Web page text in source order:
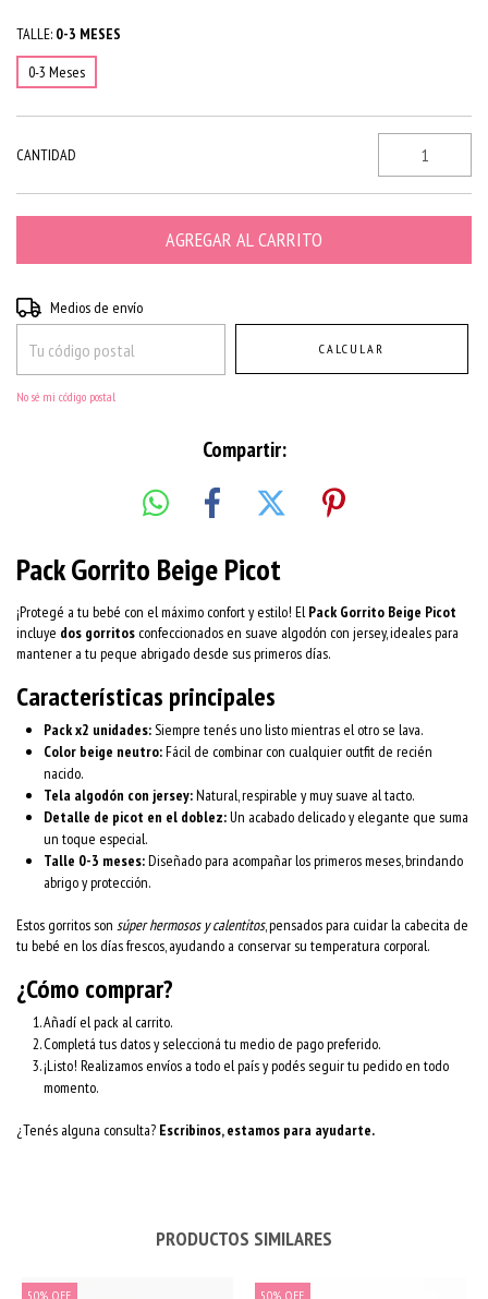
TALLE: 0-3 MESES
0-3 Meses
CANTIDAD
Entregas para el CP:
Medios de envío
CALCULAR
No sé mi código postal
Compartir:
Pack Gorrito Beige Picot
¡Protegé a tu bebé con el máximo confort y estilo! El Pack Gorrito Beige Picot
incluye dos gorritos confeccionados en suave algodón con jersey, ideales para
mantener a tu peque abrigado desde sus primeros días.
Características principales
Pack x2 unidades: Siempre tenés uno listo mientras el otro se lava.
Color beige neutro:Fácil de combinar con cualquier outfit de recién
nacido.
Tela algodón con jersey:Natural, respirable y muy suave al tacto.
Detalle de picot en el doblez:Un acabado delicado y elegante que suma
un toque especial.
Talle 0-3 meses:Diseñado para acompañar los primeros meses, brindando
abrigo y protección.
Estos gorritos son súper hermosos y calentitos, pensados para cuidar la cabecita de
tu bebé en los días frescos, ayudando a conservar su temperatura corporal.
¿Cómo comprar?
Añadí el pack al carrito.
Completá tus datos y seleccioná tu medio de pago preferido.
¡Listo! Realizamos envíos a todo el país y podés seguir tu pedido en todo
momento.
¿Tenés alguna consulta? Escribinos, estamos para ayudarte.
PRODUCTOS SIMILARES
50% OFF 50% OFF